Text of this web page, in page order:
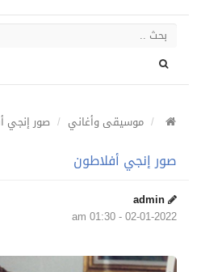
موسيقى وأغاني صور إنجي
صور إنجي أفلاطون
admin
02-01-2022 - 01:30 am